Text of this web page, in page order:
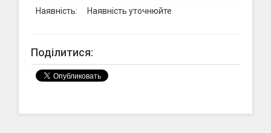
Наявність: Наявність уточнюйте
Поділитися: